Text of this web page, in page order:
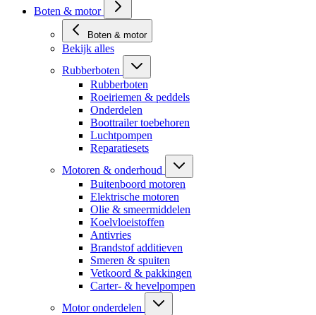
Boten & motor
Boten & motor
Bekijk alles
Rubberboten
Rubberboten
Roeiriemen & peddels
Onderdelen
Boottrailer toebehoren
Luchtpompen
Reparatiesets
Motoren & onderhoud
Buitenboord motoren
Elektrische motoren
Olie & smeermiddelen
Koelvloeistoffen
Antivries
Brandstof additieven
Smeren & spuiten
Vetkoord & pakkingen
Carter- & hevelpompen
Motor onderdelen